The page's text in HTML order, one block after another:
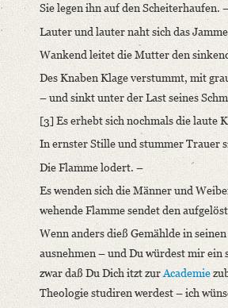
Format: 11,1 x 9,2 cm
Language
German
Sie legen ihn auf den Scheiterhaufen.
Lauter und lauter naht sich das
Wankend leitet die Mutter den
Des Knaben Klage verstummt, mit
– und sinkt unter der Last seines
[3] Es erhebt sich nochmals die laute
In ernster Stille und stummer Trauer
Die Flamme lodert. –
Es wenden sich die Männer und
wehende Flamme sendet den
Wenn anders dieß Gemählde in
ausnehmen – und Du würdest mir ein
zwar daß Du Dich itzt zurAcademie
Theologie studiren werdest – ich